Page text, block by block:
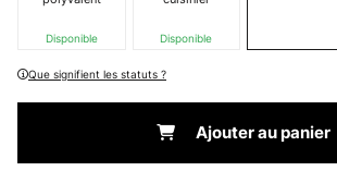
Disponible Disponible
Que signifient les statuts ?
Ajouter au panier